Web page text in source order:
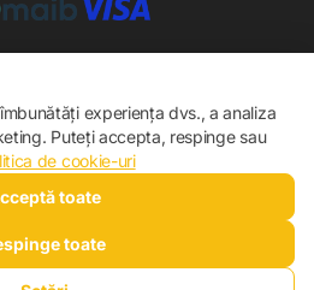
experiența dvs., a analiza
Puteți accepta, respinge sau
de cookie-uri
toate
toate